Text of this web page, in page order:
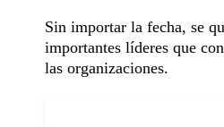
Sin importar la fecha, se
importantes líderes que
las organizaciones.